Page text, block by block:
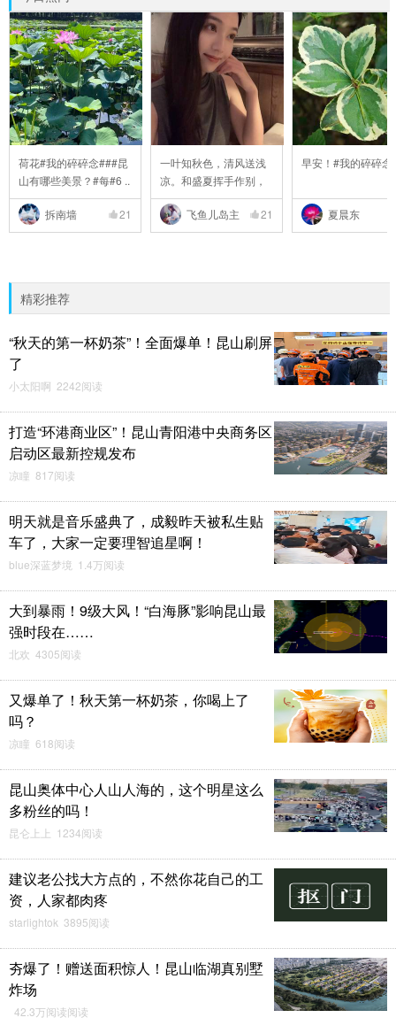
荷花#我的碎碎念###昆
山有哪些美景？#每#6 ..
拆南墙 21
一叶知秋色，清风送浅
凉。和盛夏挥手作别，
..
飞鱼儿岛主
21
早安！#我的碎碎念
夏晨东
精彩推荐
“秋天的第一杯奶茶”！全面爆单！昆山刷屏
了
小太阳啊 2242阅读
打造“环港商业区”！昆山青阳港中央商务区
启动区最新控规发布
凉瞳 817阅读
明天就是音乐盛典了，成毅昨天被私生贴
车了，大家一定要理智追星啊！
blue深蓝梦境 1.4万阅读
大到暴雨！9级大风！“白海豚”影响昆山最
强时段在……
北欢 4305阅读
又爆单了！秋天第一杯奶茶，你喝上了
吗？
凉瞳 618阅读
昆山奥体中心人山人海的，这个明星这么
多粉丝的吗！
昆仑上上 1234阅读
建议老公找大方点的，不然你花自己的工
资，人家都肉疼
starlightok 3895阅读
夯爆了！赠送面积惊人！昆山临湖真别墅
炸场
42.3万阅读阅读